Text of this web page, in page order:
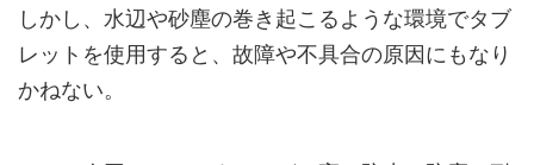
しかし、水辺や砂塵の巻き起こるような環境でタブ
レットを使用すると、故障や不具合の原因にもなり
かねない。